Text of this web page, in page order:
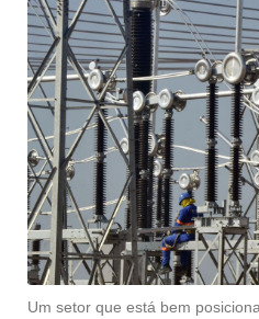
Um setor que está bem